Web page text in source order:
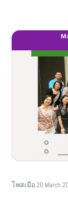
โพสเมื่อ 20 March